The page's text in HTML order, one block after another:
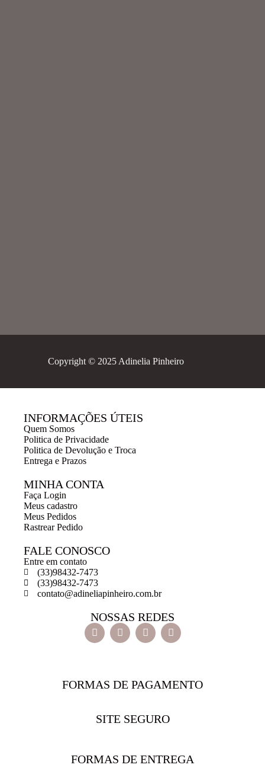
Copyright © 2025 Adinelia Pinheiro
INFORMAÇÕES ÚTEIS
Quem Somos
Politica de Privacidade
Politica de Devolução e Troca
Entrega e Prazos
MINHA CONTA
Faça Login
Meus cadastro
Meus Pedidos
Rastrear Pedido
FALE CONOSCO
Entre em contato
(33)98432-7473
(33)98432-7473
contato@adineliapinheiro.com.br
NOSSAS REDES
FORMAS DE PAGAMENTO
SITE SEGURO
FORMAS DE ENTREGA